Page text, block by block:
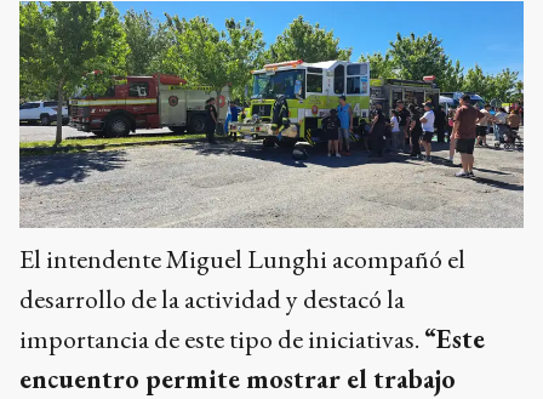
El intendente Miguel Lunghi acompañó el
desarrollo de la actividad y destacó la
importancia de este tipo de iniciativas. “Este
encuentro permite mostrar el trabajo